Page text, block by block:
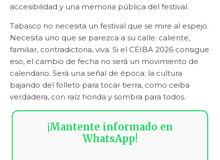
accesibilidad y una memoria pública del festival.
Tabasco no necesita un festival que se mire al espejo.
Necesita uno que se parezca a su calle: caliente,
familiar, contradictoria, viva. Si el CEIBA 2026 consigue
eso, el cambio de fecha no será un movimiento de
calendario. Será una señal de época: la cultura
bajando del folleto para tocar tierra, como ceiba
verdadera, con raíz honda y sombra para todos.
¡Mantente informado en
WhatsApp!